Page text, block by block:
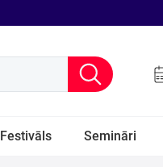
Festivāls Semināri